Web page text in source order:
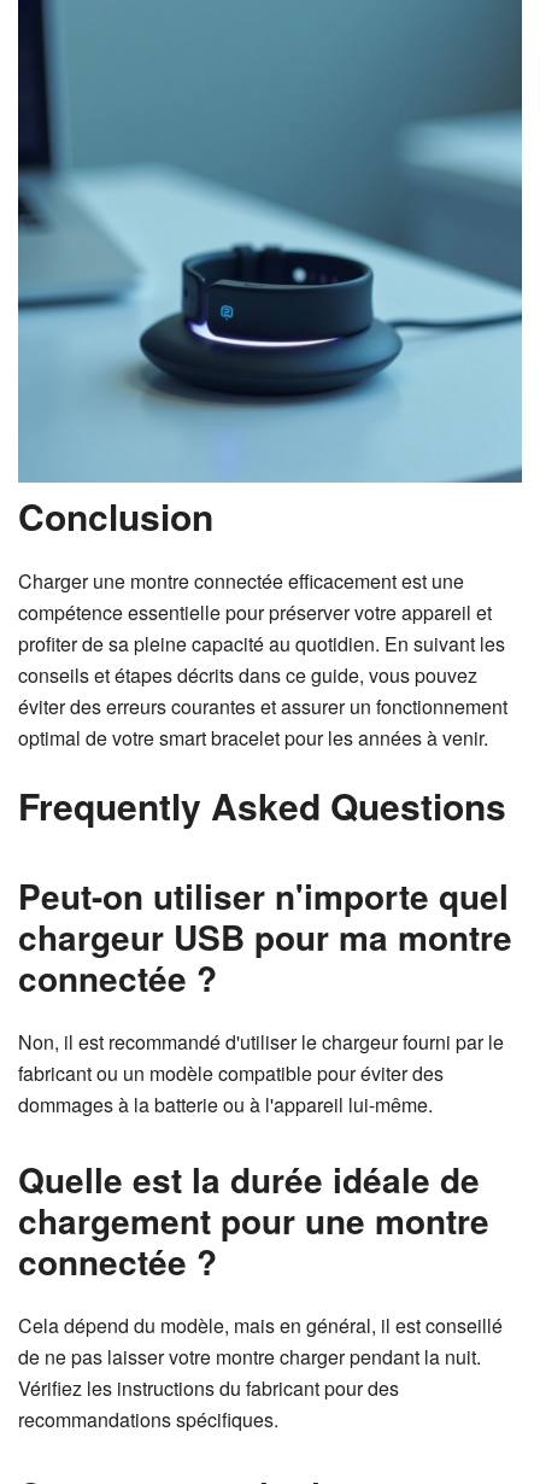
Conclusion
Charger une montre connectée efficacement est une
compétence essentielle pour préserver votre appareil et
profiter de sa pleine capacité au quotidien. En suivant les
conseils et étapes décrits dans ce guide, vous pouvez
éviter des erreurs courantes et assurer un fonctionnement
optimal de votre smart bracelet pour les années à venir.
Frequently Asked Questions
Peut-on utiliser n'importe quel
chargeur USB pour ma montre
connectée ?
Non, il est recommandé d'utiliser le chargeur fourni par le
fabricant ou un modèle compatible pour éviter des
dommages à la batterie ou à l'appareil lui-même.
Quelle est la durée idéale de
chargement pour une montre
connectée ?
Cela dépend du modèle, mais en général, il est conseillé
de ne pas laisser votre montre charger pendant la nuit.
Vérifiez les instructions du fabricant pour des
recommandations spécifiques.